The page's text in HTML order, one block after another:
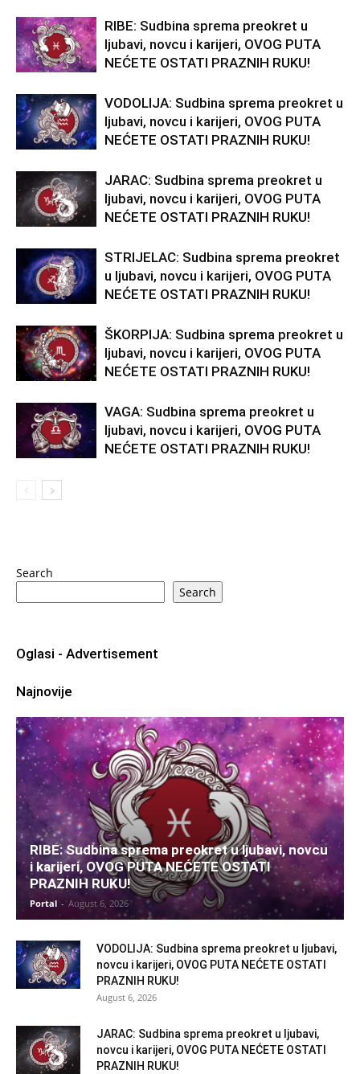
RIBE: Sudbina sprema preokret u
ljubavi, novcu i karijeri, OVOG PUTA
NEĆETE OSTATI PRAZNIH RUKU!
VODOLIJA: Sudbina sprema preokret u
ljubavi, novcu i karijeri, OVOG PUTA
NEĆETE OSTATI PRAZNIH RUKU!
JARAC: Sudbina sprema preokret u
ljubavi, novcu i karijeri, OVOG PUTA
NEĆETE OSTATI PRAZNIH RUKU!
STRIJELAC: Sudbina sprema preokret
u ljubavi, novcu i karijeri, OVOG PUTA
NEĆETE OSTATI PRAZNIH RUKU!
ŠKORPIJA: Sudbina sprema preokret u
ljubavi, novcu i karijeri, OVOG PUTA
NEĆETE OSTATI PRAZNIH RUKU!
VAGA: Sudbina sprema preokret u
ljubavi, novcu i karijeri, OVOG PUTA
NEĆETE OSTATI PRAZNIH RUKU!
Search
Search
Oglasi - Advertisement
Najnovije
RIBE: Sudbina sprema preokret u ljubavi, novcu
i karijeri, OVOG PUTA NEĆETE OSTATI
PRAZNIH RUKU!
Portal - August 6, 2026
VODOLIJA: Sudbina sprema preokret u ljubavi,
novcu i karijeri, OVOG PUTA NEĆETE OSTATI
PRAZNIH RUKU!
August 6, 2026
JARAC: Sudbina sprema preokret u ljubavi,
novcu i karijeri, OVOG PUTA NEĆETE OSTATI
PRAZNIH RUKU!